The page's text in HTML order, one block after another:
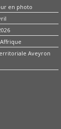
en photo
Aveyron